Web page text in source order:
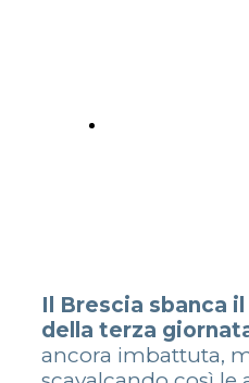
Il Brescia sbanca
della terza
ancora imbattuta,